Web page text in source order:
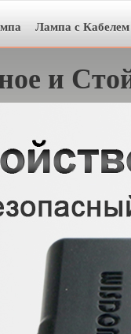
Лампа с Кабелем
и